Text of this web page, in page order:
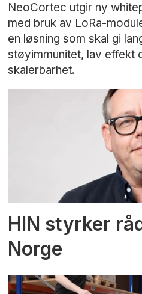
NeoCortec utgir ny
med bruk av LoRa-
en løsning som skal gi
støyimmunitet, lav effekt
skalerbarhet.
HIN styrker
Norge